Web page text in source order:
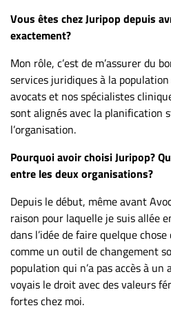
Vous êtes chez Juripop depuis
exactement?
Mon rôle, c’est de m’assurer du
services juridiques à la
avocats et nos spécialistes
sont alignés avec la planification
l’organisation.
Pourquoi avoir choisi Juripop?
entre les deux organisations?
Depuis le début, même avant
raison pour laquelle je suis allée
dans l’idée de faire quelque
comme un outil de changement
population qui n’a pas accès à
voyais le droit avec des valeurs
fortes chez moi.